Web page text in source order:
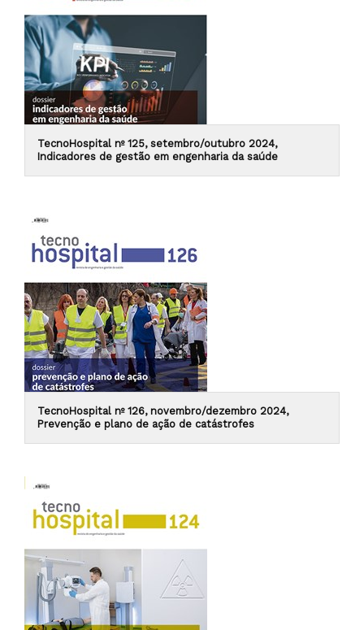
TecnoHospital nº 125, setembro/outubro 2024,
Indicadores de gestão em engenharia da saúde
TecnoHospital nº 126, novembro/dezembro 2024,
Prevenção e plano de ação de catástrofes